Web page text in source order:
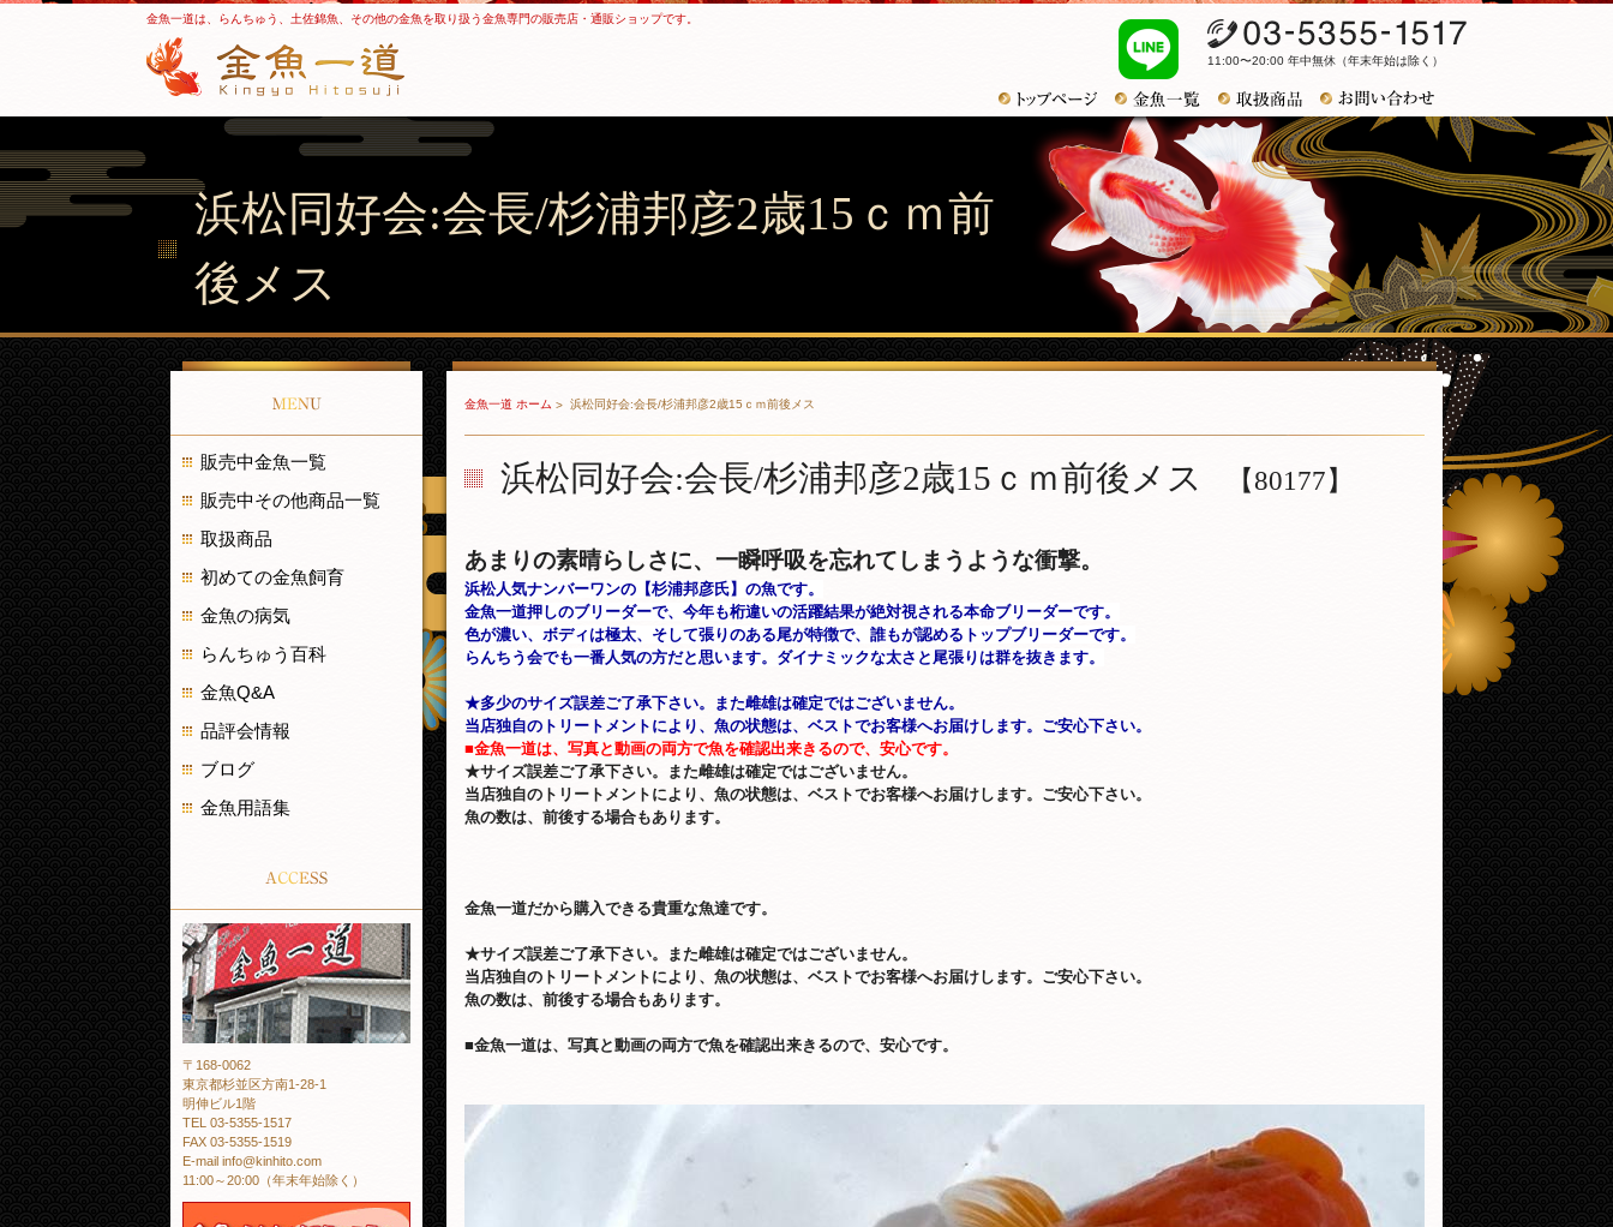
金魚一道は、らんちゅう、土佐錦魚、その他の金魚を取り扱う金魚専門の販売店・通販ショップです。
11:00〜20:00 年中無休（年末年始は除く）
トップページ 金魚一覧 おすすめ商品
浜松同好会:会長/杉浦邦彦2歳15ｃｍ前
後メス
金魚一道 ホーム 浜松同好会:会長/杉浦邦彦2歳15ｃｍ前後メス
浜松同好会:会長/杉浦邦彦2歳15ｃｍ前後メス 【80177】
あまりの素晴らしさに、一瞬呼吸を忘れてしまうような衝撃。
浜松人気ナンバーワンの【杉浦邦彦氏】の魚です。
金魚一道押しのブリーダーで、今年も桁違いの活躍結果が絶対視される本命ブリーダーです。
色が濃い、ボディは極太、そして張りのある尾が特徴で、誰もが認めるトップブリーダーです。
らんちう会でも一番人気の方だと思います。ダイナミックな太さと尾張りは群を抜きます。
★多少のサイズ誤差ご了承下さい。また雌雄は確定ではございません。
当店独自のトリートメントにより、魚の状態は、ベストでお客様へお届けします。ご安心下さい。
■金魚一道は、写真と動画の両方で魚を確認出来きるので、安心です。
★サイズ誤差ご了承下さい。また雌雄は確定ではございません。
当店独自のトリートメントにより、魚の状態は、ベストでお客様へお届けします。ご安心下さい。
魚の数は、前後する場合もあります。
金魚一道だから購入できる貴重な魚達です。
★サイズ誤差ご了承下さい。また雌雄は確定ではございません。
当店独自のトリートメントにより、魚の状態は、ベストでお客様へお届けします。ご安心下さい。
魚の数は、前後する場合もあります。
■金魚一道は、写真と動画の両方で魚を確認出来きるので、安心です。
MENU
販売中金魚一覧
販売中その他商品一覧
取扱商品
初めての金魚飼育
金魚の病気
らんちゅう百科
金魚Q&A
品評会情報
ブログ
金魚用語集
〒168-0062
東京都杉並区方南1-28-1
明伸ビル1階
TEL 03-5355-1517
FAX 03-5355-1519
E-mail info@kinhito.com
11:00～20:00（年末年始除く）
金魚・らんちゅうコミュニティ きんひとひろば